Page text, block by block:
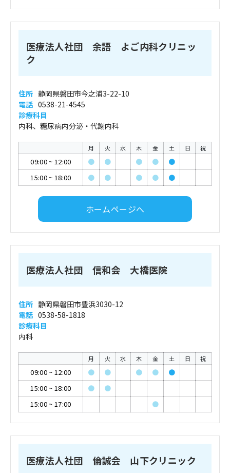
医療法人社団 余語 よご内科クリニッ
ク
住所 静岡県磐田市今之浦3-22-10
電話 0538-21-4545
診療科目
内科、糖尿病内分泌・代謝内科
月 火 水 木 金 土 日 祝
09:00~ 12:00 ● ● ● ●
●
15:00~ 18:00 ● ● ● ● ●
ホームページへ
医療法人社団 信和会 大橋医院
住所 静岡県磐田市豊浜3030-12
電話 0538-58-1818
診療科目
内科
月 火 水 木 金 土 日 祝
09:00~ 12:00 ● ● ● ●
●
15:00~ 18:00 ●
●
15:00~ 17:00 ●
医療法人社団 倫誠会 山下クリニック